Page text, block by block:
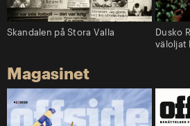
Skandalen på Stora Valla
Dusko
väloljat
Magasinet